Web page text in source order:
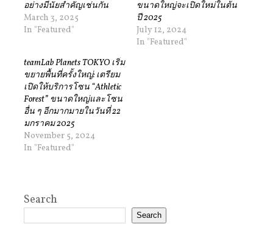
อย่างมีนัยสำคัญเช่นกัน
March 3, 2025
In "Featured"
ขนาดใหญ่จะเปิดใหม่ในต้น
ปี 2025
July 12, 2024
In "Featured"
teamLab Planets TOKYO เริ่ม
ขยายพื้นที่ครั้งใหญ่: เตรียม
เปิดให้บริการโซน “Athletic
Forest” ขนาดใหญ่และโซน
อื่น ๆ อีกมากมายในวันที่ 22
มกราคม 2025
November 5, 2024
In "Featured"
Search
Search